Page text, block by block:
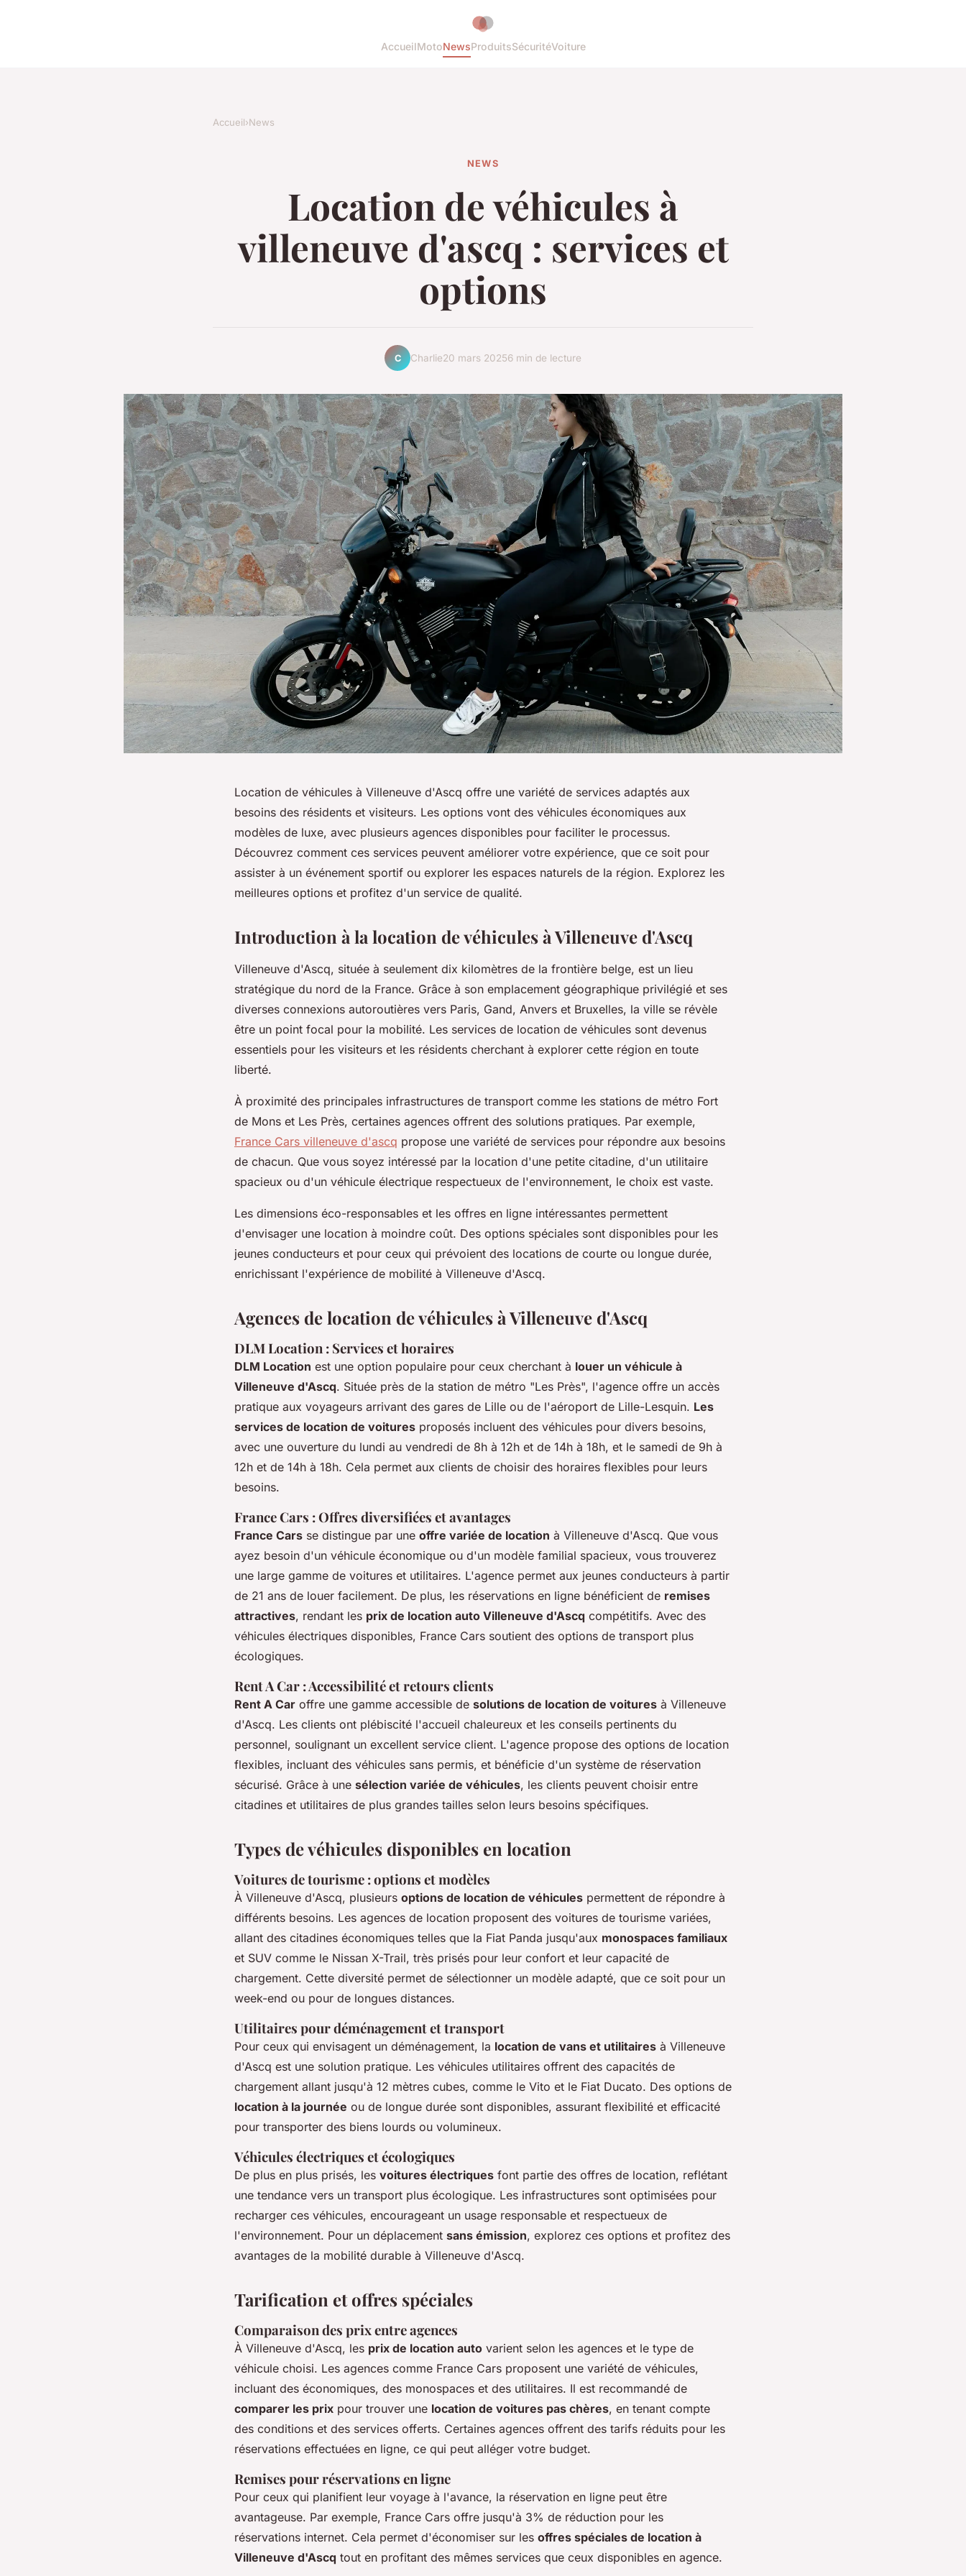
AccueilMotoNewsProduitsSécuritéVoiture
Accueil›News
NEWS
Location de véhicules à
villeneuve d'ascq : services et
options
C Charlie20 mars 20256 min de lecture
Location de véhicules à Villeneuve d'Ascq offre une variété de services adaptés aux
besoins des résidents et visiteurs. Les options vont des véhicules économiques aux
modèles de luxe, avec plusieurs agences disponibles pour faciliter le processus.
Découvrez comment ces services peuvent améliorer votre expérience, que ce soit pour
assister à un événement sportif ou explorer les espaces naturels de la région. Explorez les
meilleures options et profitez d'un service de qualité.
Introduction à la location de véhicules à Villeneuve d'Ascq
Villeneuve d'Ascq, située à seulement dix kilomètres de la frontière belge, est un lieu
stratégique du nord de la France. Grâce à son emplacement géographique privilégié et ses
diverses connexions autoroutières vers Paris, Gand, Anvers et Bruxelles, la ville se révèle
être un point focal pour la mobilité. Les services de location de véhicules sont devenus
essentiels pour les visiteurs et les résidents cherchant à explorer cette région en toute
liberté.
À proximité des principales infrastructures de transport comme les stations de métro Fort
de Mons et Les Près, certaines agences offrent des solutions pratiques. Par exemple,
France Cars villeneuve d'ascq propose une variété de services pour répondre aux besoins
de chacun. Que vous soyez intéressé par la location d'une petite citadine, d'un utilitaire
spacieux ou d'un véhicule électrique respectueux de l'environnement, le choix est vaste.
Les dimensions éco-responsables et les offres en ligne intéressantes permettent
d'envisager une location à moindre coût. Des options spéciales sont disponibles pour les
jeunes conducteurs et pour ceux qui prévoient des locations de courte ou longue durée,
enrichissant l'expérience de mobilité à Villeneuve d'Ascq.
Agences de location de véhicules à Villeneuve d'Ascq
DLM Location : Services et horaires
DLM Location est une option populaire pour ceux cherchant à louer un véhicule à
Villeneuve d'Ascq. Située près de la station de métro "Les Près", l'agence offre un accès
pratique aux voyageurs arrivant des gares de Lille ou de l'aéroport de Lille-Lesquin. Les
services de location de voitures proposés incluent des véhicules pour divers besoins,
avec une ouverture du lundi au vendredi de 8h à 12h et de 14h à 18h, et le samedi de 9h à
12h et de 14h à 18h. Cela permet aux clients de choisir des horaires flexibles pour leurs
besoins.
France Cars : Offres diversifiées et avantages
France Cars se distingue par une offre variée de location à Villeneuve d'Ascq. Que vous
ayez besoin d'un véhicule économique ou d'un modèle familial spacieux, vous trouverez
une large gamme de voitures et utilitaires. L'agence permet aux jeunes conducteurs à partir
de 21 ans de louer facilement. De plus, les réservations en ligne bénéficient de remises
attractives, rendant les prix de location auto Villeneuve d'Ascq compétitifs. Avec des
véhicules électriques disponibles, France Cars soutient des options de transport plus
écologiques.
Rent A Car : Accessibilité et retours clients
Rent A Car offre une gamme accessible de solutions de location de voitures à Villeneuve
d'Ascq. Les clients ont plébiscité l'accueil chaleureux et les conseils pertinents du
personnel, soulignant un excellent service client. L'agence propose des options de location
flexibles, incluant des véhicules sans permis, et bénéficie d'un système de réservation
sécurisé. Grâce à une sélection variée de véhicules, les clients peuvent choisir entre
citadines et utilitaires de plus grandes tailles selon leurs besoins spécifiques.
Types de véhicules disponibles en location
Voitures de tourisme : options et modèles
À Villeneuve d'Ascq, plusieurs options de location de véhicules permettent de répondre à
différents besoins. Les agences de location proposent des voitures de tourisme variées,
allant des citadines économiques telles que la Fiat Panda jusqu'aux monospaces familiaux
et SUV comme le Nissan X-Trail, très prisés pour leur confort et leur capacité de
chargement. Cette diversité permet de sélectionner un modèle adapté, que ce soit pour un
week-end ou pour de longues distances.
Utilitaires pour déménagement et transport
Pour ceux qui envisagent un déménagement, la location de vans et utilitaires à Villeneuve
d'Ascq est une solution pratique. Les véhicules utilitaires offrent des capacités de
chargement allant jusqu'à 12 mètres cubes, comme le Vito et le Fiat Ducato. Des options de
location à la journée ou de longue durée sont disponibles, assurant flexibilité et efficacité
pour transporter des biens lourds ou volumineux.
Véhicules électriques et écologiques
De plus en plus prisés, les voitures électriques font partie des offres de location, reflétant
une tendance vers un transport plus écologique. Les infrastructures sont optimisées pour
recharger ces véhicules, encourageant un usage responsable et respectueux de
l'environnement. Pour un déplacement sans émission, explorez ces options et profitez des
avantages de la mobilité durable à Villeneuve d'Ascq.
Tarification et offres spéciales
Comparaison des prix entre agences
À Villeneuve d'Ascq, les prix de location auto varient selon les agences et le type de
véhicule choisi. Les agences comme France Cars proposent une variété de véhicules,
incluant des économiques, des monospaces et des utilitaires. Il est recommandé de
comparer les prix pour trouver une location de voitures pas chères, en tenant compte
des conditions et des services offerts. Certaines agences offrent des tarifs réduits pour les
réservations effectuées en ligne, ce qui peut alléger votre budget.
Remises pour réservations en ligne
Pour ceux qui planifient leur voyage à l'avance, la réservation en ligne peut être
avantageuse. Par exemple, France Cars offre jusqu'à 3% de réduction pour les
réservations internet. Cela permet d'économiser sur les offres spéciales de location à
Villeneuve d'Ascq tout en profitant des mêmes services que ceux disponibles en agence.